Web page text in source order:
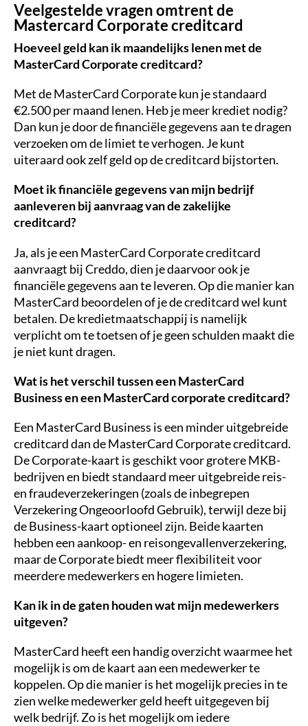
Veelgestelde vragen omtrent de
Mastercard Corporate creditcard
Hoeveel geld kan ik maandelijks lenen met de
MasterCard Corporate creditcard?
Met de MasterCard Corporate kun je standaard
€2.500 per maand lenen. Heb je meer krediet nodig?
Dan kun je door de financiële gegevens aan te dragen
verzoeken om de limiet te verhogen. Je kunt
uiteraard ook zelf geld op de creditcard bijstorten.
Moet ik financiële gegevens van mijn bedrijf
aanleveren bij aanvraag van de zakelijke
creditcard?
Ja, als je een MasterCard Corporate creditcard
aanvraagt bij Creddo, dien je daarvoor ook je
financiële gegevens aan te leveren. Op die manier kan
MasterCard beoordelen of je de creditcard wel kunt
betalen. De kredietmaatschappij is namelijk
verplicht om te toetsen of je geen schulden maakt die
je niet kunt dragen.
Wat is het verschil tussen een MasterCard
Business en een MasterCard corporate creditcard?
Een MasterCard Business is een minder uitgebreide
creditcard dan de MasterCard Corporate creditcard.
De Corporate-kaart is geschikt voor grotere MKB-
bedrijven en biedt standaard meer uitgebreide reis-
en fraudeverzekeringen (zoals de inbegrepen
Verzekering Ongeoorloofd Gebruik), terwijl deze bij
de Business-kaart optioneel zijn. Beide kaarten
hebben een aankoop- en reisongevallenverzekering,
maar de Corporate biedt meer flexibiliteit voor
meerdere medewerkers en hogere limieten.
Kan ik in de gaten houden wat mijn medewerkers
uitgeven?
MasterCard heeft een handig overzicht waarmee het
mogelijk is om de kaart aan een medewerker te
koppelen. Op die manier is het mogelijk precies in te
zien welke medewerker geld heeft uitgegeven bij
welk bedrijf. Zo is het mogelijk om iedere